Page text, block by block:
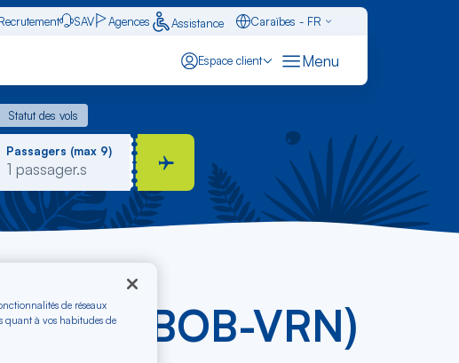
SAV Agences Assistance
Caraïbes - FR
Espace client Menu
Statut des vols
Statut des vols
Passagers (max 9)
€ (BOB-VRN)
de réseaux
quant à vos habitudes de